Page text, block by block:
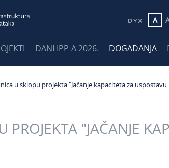
A
DANI IPP-A 2026. DOGAĐANJA
u sklopu projekta "Jačanje kapaciteta za uspostavu
"JAČANJE